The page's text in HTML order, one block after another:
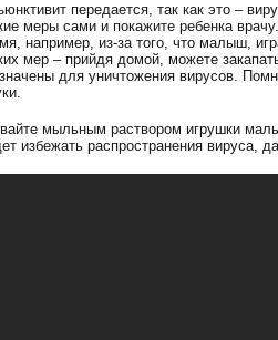
передается, так как это –
меры сами и покажите ребенка
например, из-за того, что малыш,
мер – прийдя домой, можете
для уничтожения вирусов.
мыльным раствором игрушки
избежать распространения вируса,